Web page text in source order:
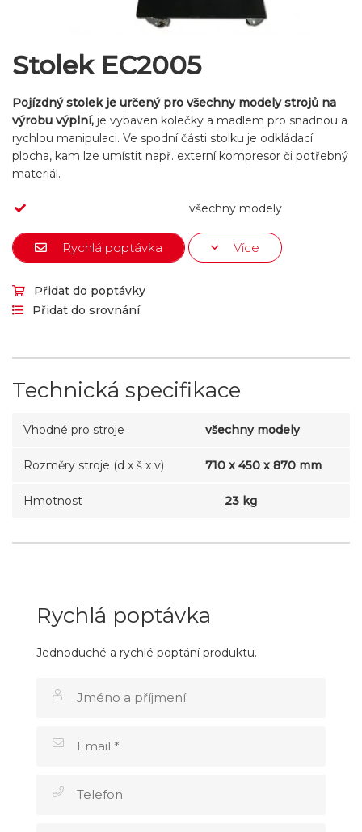
Stolek EC2005
Pojízdný stolek je určený pro všechny modely strojů na
výrobu výplní, je vybaven kolečky a madlem pro snadnou a
rychlou manipulaci. Ve spodní části stolku je odkládací
plocha, kam lze umístit např. externí kompresor či potřebný
materiál.
všechny modely
Rychlá poptávka Více
Přidat do poptávky
Přidat do srovnání
Technická specifikace
Vhodné pro stroje všechny modely
Rozměry stroje (d x š x v) 710 x 450 x 870 mm
Hmotnost 23 kg
Rychlá poptávka
Jednoduché a rychlé poptání produktu.